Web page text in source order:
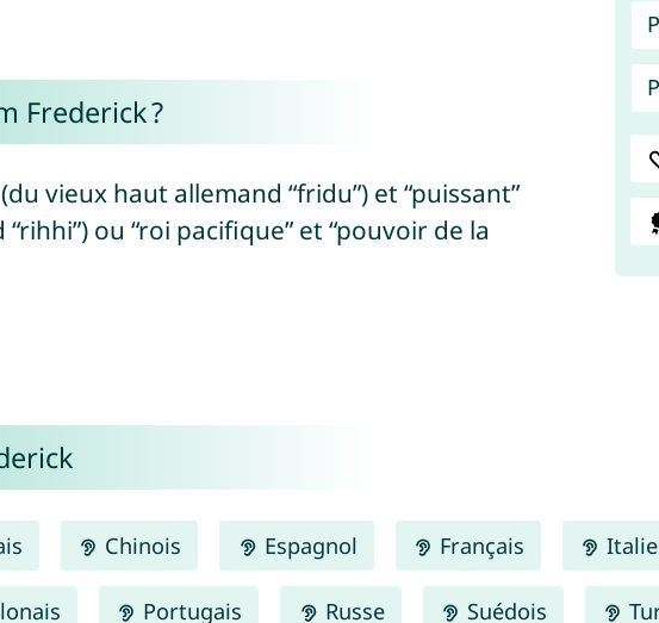
Frederick ?
vieux haut allemand “fridu”) et “puissant”
ou “roi pacifique” et “pouvoir de la
Chinois Espagnol Français
Portugais Russe Suédois